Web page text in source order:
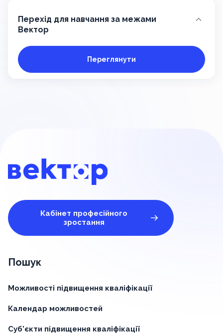
Перехід для навчання за межами
Вектор
Переглянути
Кабінет професійного
зростання
Пошук
Можливості підвищення кваліфікації
Календар можливостей
Суб'єкти підвищення кваліфікації